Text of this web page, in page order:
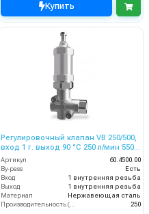
Купить
Регулировочный клапан VB 250/500,
вход 1 г. выход 90 °C 250 л/мин 550
бар нерж.
Артикул
60.4500.00
By-pass
Есть
Вход
1 внутренняя резьба
Выход
1 внутренняя резьба
Материал
Нержавеющая сталь
250